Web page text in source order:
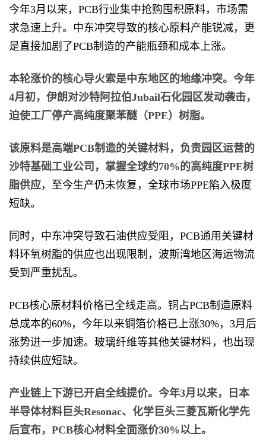
今年3月以来，PCB行业集中抢购囤积原料，市场需
求急速上升。中东冲突导致的核心原料产能锐减，更
是直接加剧了PCB制造的产能瓶颈和成本上涨。
本轮涨价的核心导火索是中东地区的地缘冲突。今年
4月初，伊朗对沙特阿拉伯Jubail石化园区发动袭击，
迫使工厂停产高纯度聚苯醚（PPE）树脂。
该原料是高端PCB制造的关键材料，负责园区运营的
沙特基础工业公司，掌握全球约70%的高纯度PPE树
脂供应，至今生产仍未恢复，全球市场PPE陷入极度
短缺。
同时，中东冲突导致石油供应受阻，PCB通用关键材
料环氧树脂的供应也出现限制，波斯湾地区海运物流
受到严重扰乱。
PCB核心原材料价格已全线走高。铜占PCB制造原料
总成本的60%，今年以来铜箔价格已上涨30%，3月后
涨势进一步加速。玻璃纤维等其他关键材料，也出现
持续供应短缺。
产业链上下游已开启全线提价。今年3月以来，日本
半导体材料巨头Resonac、化学巨头三菱瓦斯化学先
后宣布，PCB核心材料全面涨价30%以上。